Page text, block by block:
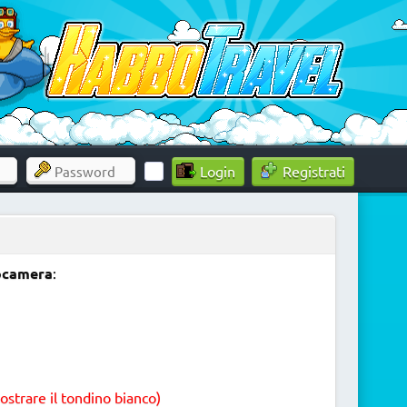
Registrati
:
il tondino bianco)